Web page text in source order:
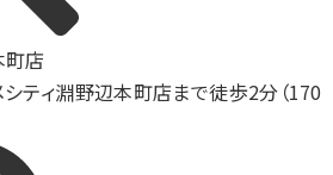
シティ淵野辺本町店まで徒歩2分（170